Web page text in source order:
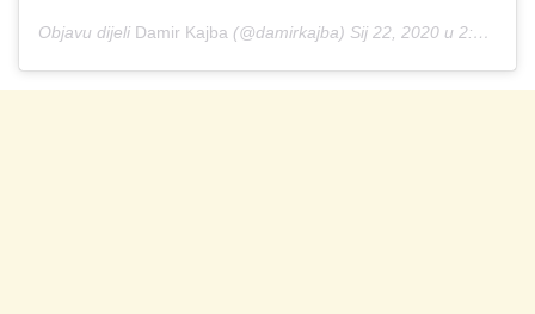
Objavu dijeli Damir Kajba (@damirkajba) Sij 22, 2020 u 2:40 PST